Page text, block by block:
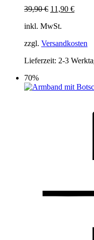
39,90€ Ursprünglicher
war:
11,90 €
inkl. MwSt.
zzgl. Versandkosten
Lieferzeit: 2-3
70%